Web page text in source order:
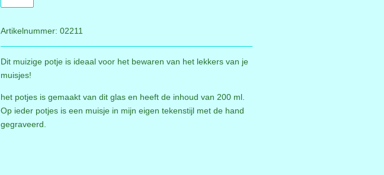
Artikelnummer: 02211
Dit muizige potje is ideaal voor het bewaren van het lekkers van je
muisjes!
het potjes is gemaakt van dit glas en heeft de inhoud van 200 ml.
Op ieder potjes is een muisje in mijn eigen tekenstijl met de hand
gegraveerd.